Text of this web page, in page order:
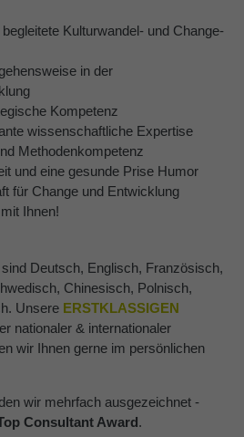
Kulturwandel- und Change-
in der
Kompetenz
wissenschaftliche Expertise
Methodenkompetenz
und eine gesunde Prise Humor
für Change und Entwicklung
Ihnen!
Deutsch, Englisch, Französisch,
Chinesisch, Polnisch,
Unsere ERSTKLASSIGEN
nationaler & internationaler
wir Ihnen gerne im persönlichen
wir mehrfach ausgezeichnet -
Consultant Award.